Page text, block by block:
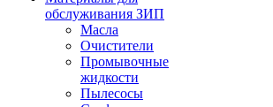
обслуживания ЗИП
Масла
Очистители
Промывочные
жидкости
Пылесосы